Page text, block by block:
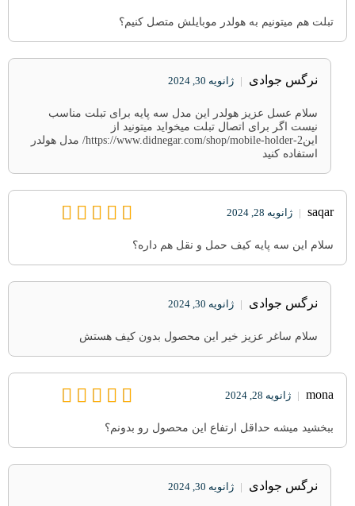
تبلت هم میتونیم به هولدر موبایلش متصل کنیم؟
نرگس جوادی | ژانویه 30, 2024
سلام عسل عزیز هولدر این مدل سه پایه برای تبلت مناسب
نیست اگر برای اتصال تبلت میخواید میتونید از
اینhttps://www.didnegar.com/shop/mobile-holder-2/ مدل هولدر
استفاده کنید
saqar
| ژانویه 28, 2024
سلام این سه پایه کیف حمل و نقل هم داره؟
نرگس جوادی | ژانویه 30, 2024
سلام ساغر عزیز خیر این محصول بدون کیف هستش
mona
| ژانویه 28, 2024
ببخشید میشه حداقل ارتفاع این محصول رو بدونم؟
نرگس جوادی | ژانویه 30, 2024